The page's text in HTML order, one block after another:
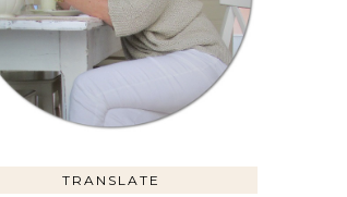
TRANSLATE